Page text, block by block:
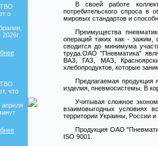
о
что
апреля
В своей работе
потребительского спроса в
мировых стандартов и
Преимущества
операций таких как - зажим,
сводится до минимума
труда.ОАО "Пневматика"
ВАЗ, ГАЗ, МАЗ,
хлебопродуктов, которые
Предлагаемая продукция
изделия, пневмосистемы. В
Учитывая сложное
взаимовыгодных условиях
территории Украины, России
Продукция ОАО
ISO 9001.